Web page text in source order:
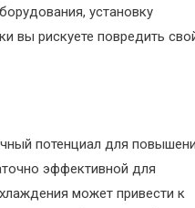
установку
вы рискуете повредить
потенциал для
эффективной для
может привести к